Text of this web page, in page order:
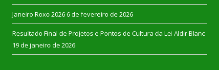
Janeiro Roxo 2026 6 de fevereiro de 2026
Resultado Final de Projetos e Pontos de Cultura da Lei Aldir Blanc
19 de janeiro de 2026